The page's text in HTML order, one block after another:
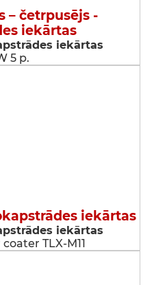
– četrpusējs -
iekārtas
iekārtas
5 p.
iekārtas
iekārtas
TLX-M11